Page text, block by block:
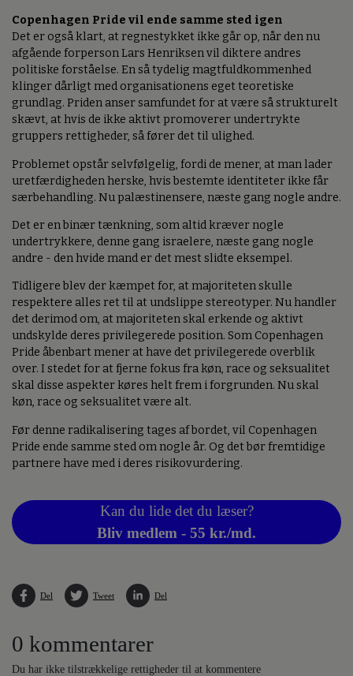
Copenhagen Pride vil ende samme sted igen
Det er også klart, at regnestykket ikke går op, når den nu
afgående forperson Lars Henriksen vil diktere andres
politiske forståelse. En så tydelig magtfuldkommenhed
klinger dårligt med organisationens eget teoretiske
grundlag. Priden anser samfundet for at være så strukturelt
skævt, at hvis de ikke aktivt promoverer undertrykte
gruppers rettigheder, så fører det til ulighed.
Problemet opstår selvfølgelig, fordi de mener, at man lader
uretfærdigheden herske, hvis bestemte identiteter ikke får
særbehandling. Nu palæstinensere, næste gang nogle andre.
Det er en binær tænkning, som altid kræver nogle
undertrykkere, denne gang israelere, næste gang nogle
andre - den hvide mand er det mest slidte eksempel.
Tidligere blev der kæmpet for, at majoriteten skulle
respektere alles ret til at undslippe stereotyper. Nu handler
det derimod om, at majoriteten skal erkende og aktivt
undskylde deres privilegerede position. Som Copenhagen
Pride åbenbart mener at have det privilegerede overblik
over. I stedet for at fjerne fokus fra køn, race og seksualitet
skal disse aspekter køres helt frem i forgrunden. Nu skal
køn, race og seksualitet være alt.
Før denne radikalisering tages af bordet, vil Copenhagen
Pride ende samme sted om nogle år. Og det bør fremtidige
partnere have med i deres risikovurdering.
Kan du lide det du læser?
Bliv medlem - 55 kr./md.
Del Tweet Del
0 kommentarer
Du har ikke tilstrækkelige rettigheder til at kommentere